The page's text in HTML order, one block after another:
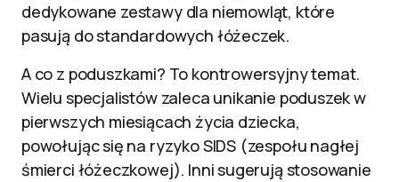
dedykowane zestawy dla niemowląt, które
pasują do standardowych łóżeczek.
A co z poduszkami? To kontrowersyjny temat.
Wielu specjalistów zaleca unikanie poduszek w
pierwszych miesiącach życia dziecka,
powołując się na ryzyko SIDS (zespołu nagłej
śmierci łóżeczkowej). Inni sugerują stosowanie